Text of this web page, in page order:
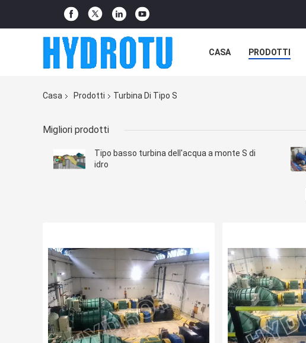
CASA PRODOTTI
Casa Prodotti Turbina Di Tipo S
Migliori prodotti
Tipo basso turbina dell'acqua a monte S di
idro